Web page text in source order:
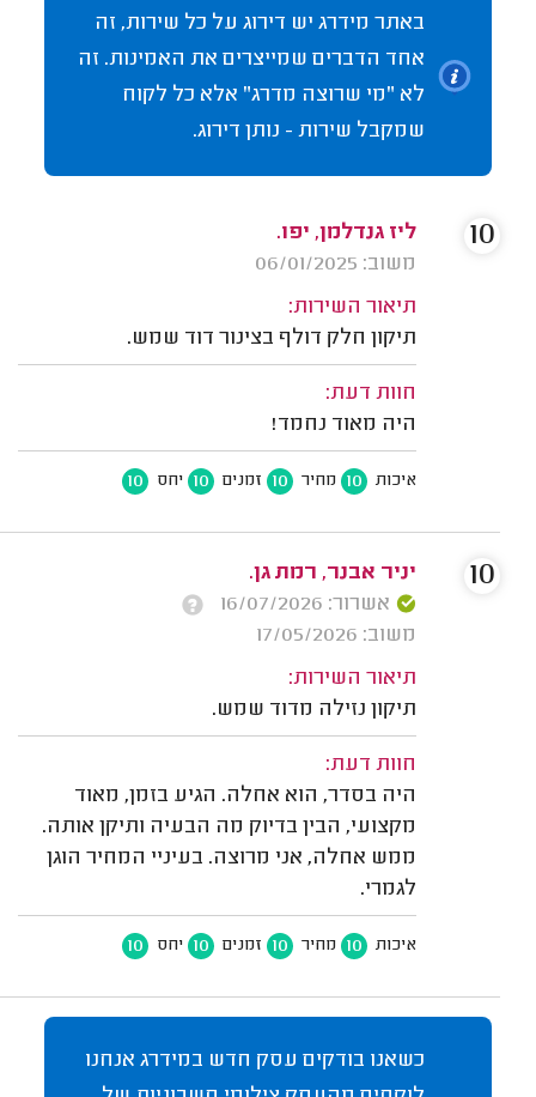
באתר מידרג יש דירוג על כל שירות, זה
אחד הדברים שמייצרים את האמינות. זה
לא "מי שרוצה מדרג" אלא כל לקוח
שמקבל שירות - נותן דירוג.
ליז גנדלמן, יפו.
משוב: 06/01/2025
תיאור השירות:
תיקון חלק דולף בצינור דוד שמש.
חוות דעת:
היה מאוד נחמד!
איכות 10 מחיר 10 זמנים 10 יחס 10
10
יניר אבנר, רמת גן.
אשרור: 16/07/2026
משוב: 17/05/2026
תיאור השירות:
תיקון נזילה מדוד שמש.
חוות דעת:
היה בסדר, הוא אחלה. הגיע בזמן, מאוד
מקצועי, הבין בדיוק מה הבעיה ותיקן אותה.
ממש אחלה, אני מרוצה. בעיניי המחיר הוגן
לגמרי.
איכות 10 מחיר 10 זמנים 10 יחס 10
10
כשאנו בודקים עסק חדש במידרג אנחנו